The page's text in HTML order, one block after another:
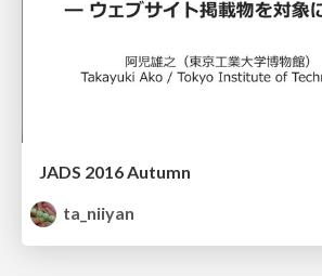
JADS 2016 Autumn
ta_niiyan